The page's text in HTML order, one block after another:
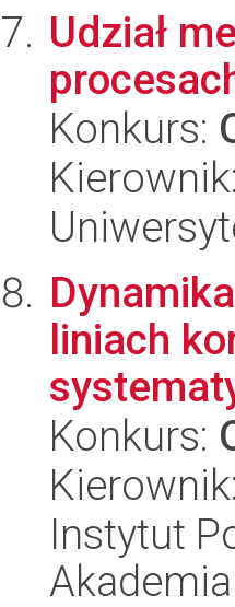
Udział
Konkurs:
liniach
Konkurs:
Instytut